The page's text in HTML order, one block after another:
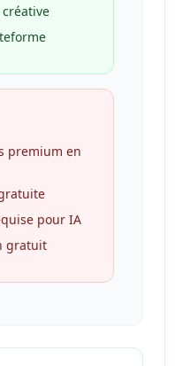
premium en
pour IA
gratuit